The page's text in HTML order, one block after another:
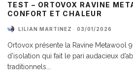
TEST – ORTOVOX RAVINE
CONFORT ET CHALEUR
LILIAN MARTINEZ · 03/01/2026
Ortovox présente la Ravine Metawool
d’isolation qui fait le pari audacieux
traditionnels...